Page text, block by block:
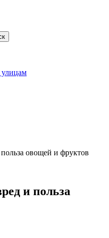
Москва–Симферополь в
08.06.2026
01.04.2026
преобразятся в ближайшее
овощей и фруктов
и польза